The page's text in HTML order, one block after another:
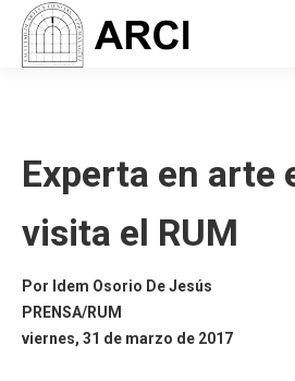
Experta en arte
visita el RUM
Por Idem Osorio De Jesús
PRENSA/RUM
viernes, 31 de marzo de 2017